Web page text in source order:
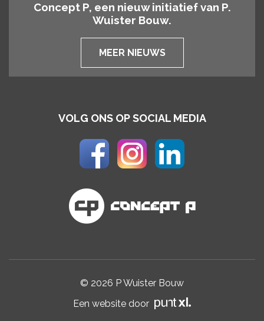
Concept P, een nieuw initiatief van P.
Wuister Bouw.
MEER NIEUWS
VOLG ONS OP SOCIAL MEDIA
© 2026 P Wuister Bouw
Een website door